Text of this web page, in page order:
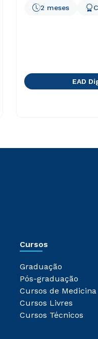
2 meses
EAD
Cursos
Graduação
Pós-graduação
Cursos de Medicina
Cursos Livres
Cursos Técnicos